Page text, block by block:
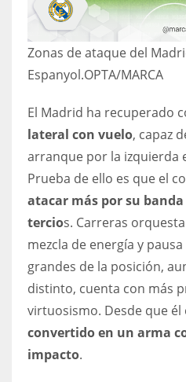
22
WSH
26
Zonas de ataque del
Espanyol.OPTA/MARCA
El Madrid ha recuperado
lateral con vuelo, capaz
arranque por la izquierda
Prueba de ello es que el
atacar más por su
tercios. Carreras
mezcla de energía y
grandes de la posición,
distinto, cuenta con más
virtuosismo. Desde que él
convertido en un arma
impacto.